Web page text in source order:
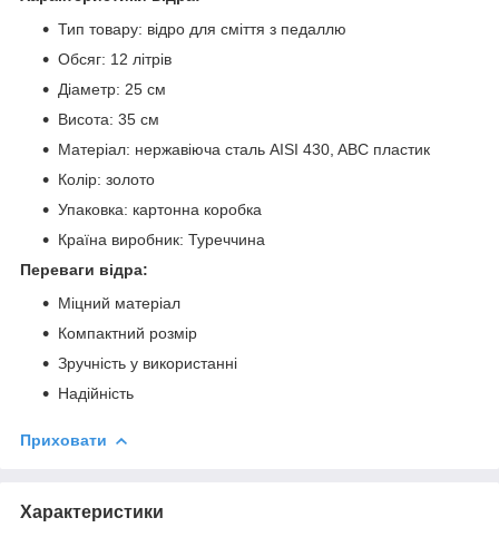
​Тип товару: відро для сміття з педаллю
Обсяг: 12 літрів
Діаметр: 25 см
Висота: 35 см
Матеріал: нержавіюча сталь AISI 430, ABC пластик
Колір: золото
Упаковка: картонна коробка
Країна виробник: Туреччина
Переваги відра:
Міцний матеріал
Компактний розмір
Зручність у використанні
Надійність
Приховати
Характеристики